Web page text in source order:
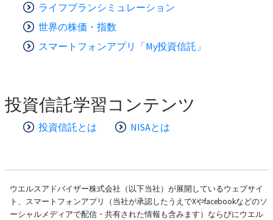
ライフプランシミュレーション
世界の株価・指数
スマートフォンアプリ「My投資信託」
投資信託学習コンテンツ
投資信託とは NISAとは
ウエルスアドバイザー株式会社（以下当社）が展開しているウェブサイ
ト、スマートフォンアプリ（当社が承認したうえでXやfacebookなどのソ
ーシャルメディアで配信・共有された情報も含みます）ならびにウエル